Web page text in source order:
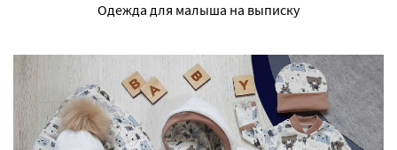
Одежда для малыша на выписку